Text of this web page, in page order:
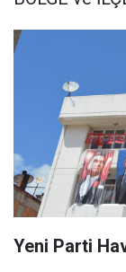
Yeni Parti